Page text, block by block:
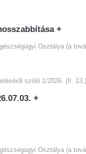
+
Osztálya (a
szóló 1/2026. (II.
+
Osztálya (a